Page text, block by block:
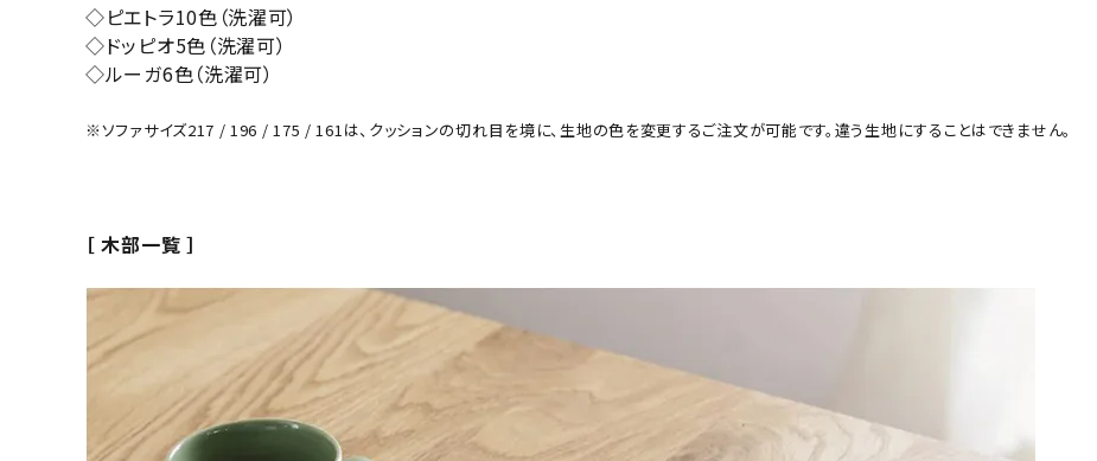
◇ピエトラ10色（洗濯可）
◇ドッピオ5色（洗濯可）
◇ルーガ6色（洗濯可）
※ソファサイズ217 / 196 / 175 / 161は、クッションの切れ目を境に、生地の色を変更するご注文が可能です。違う生地にすることはできません。
［ 木部一覧 ］